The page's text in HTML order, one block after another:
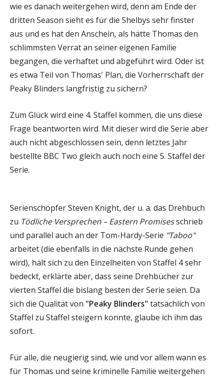
wie es danach weitergehen wird, denn am Ende der
dritten Season sieht es für die Shelbys sehr finster
aus und es hat den Anschein, als hätte Thomas den
schlimmsten Verrat an seiner eigenen Familie
begangen, die verhaftet und abgeführt wird. Oder ist
es etwa Teil von Thomas' Plan, die Vorherrschaft der
Peaky Blinders langfristig zu sichern?
Zum Glück wird eine 4. Staffel kommen, die uns diese
Frage beantworten wird. Mit dieser wird die Serie aber
auch nicht abgeschlossen sein, denn letztes Jahr
bestellte BBC Two gleich auch noch eine 5. Staffel der
Serie.
Serienschöpfer Steven Knight, der u. a. das Drehbuch
zu Tödliche Versprechen – Eastern Promisesschrieb
und parallel auch an der Tom-Hardy-Serie "Taboo"
arbeitet (die ebenfalls in die nächste Runde gehen
wird), hält sich zu den Einzelheiten von Staffel 4 sehr
bedeckt, erklärte aber, dass seine Drehbücher zur
vierten Staffel die bislang besten der Serie seien. Da
sich die Qualität von "Peaky Blinders" tatsächlich von
Staffel zu Staffel steigern konnte, glaube ich ihm das
sofort.
Für alle, die neugierig sind, wie und vor allem wann es
für Thomas und seine kriminelle Familie weitergehen